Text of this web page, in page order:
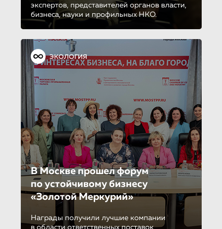
экспертов, представителей органов власти,
бизнеса, науки и профильных НКО.
ЭКОЛОГИЯ
В Москве прошел форум
по устойчиво­му бизнесу
«Золотой Меркурий»
Награды получили лучшие компании
в области ответственных поставок